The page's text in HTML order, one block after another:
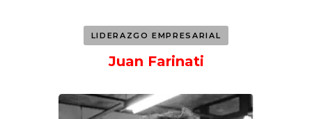
LIDERAZGO EMPRESARIAL
Juan Farinati